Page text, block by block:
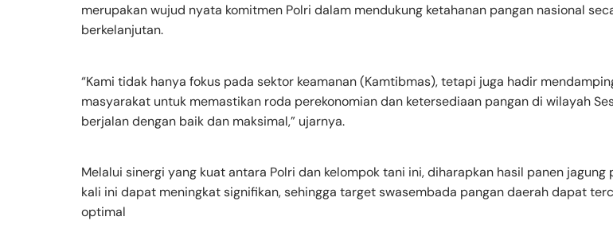
merupakan wujud nyata komitmen Polri dalam mendukung ketahanan pangan nasional
berkelanjutan.
“Kami tidak hanya fokus pada sektor keamanan (Kamtibmas), tetapi juga hadir
masyarakat untuk memastikan roda perekonomian dan ketersediaan pangan di wilayah
berjalan dengan baik dan maksimal,” ujarnya.
Melalui sinergi yang kuat antara Polri dan kelompok tani ini, diharapkan hasil panen jagung
kali ini dapat meningkat signifikan, sehingga target swasembada pangan daerah dapat
optimal